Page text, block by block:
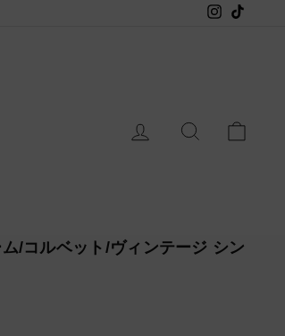
Instagram
ログイン検索
/コルベット/ヴィンテージ シン